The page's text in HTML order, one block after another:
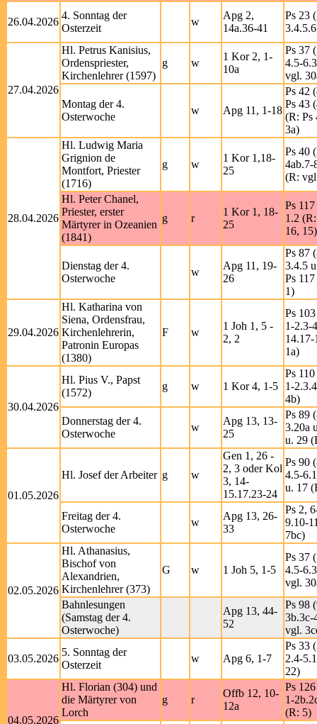
26.04.2026
4. Sonntag der
Osterzeit
w
Apg 2,
14a.36-41
Ps 23
27.04.2026
Hl. Petrus Kanisius,
Ordenspriester,
Kirchenlehrer (1597)
g w
1 Kor 2, 1-
10a
Ps 37
4.5-
vgl.
Montag der 4.
Osterwoche
w Apg 11, 1-18
Ps 42
Ps 43
(R: Ps
3a)
28.04.2026
Hl. Ludwig Maria
Grignion de
Montfort, Priester
(1716)
g w
1 Kor 1,18-
25
Ps 40
4ab.7-
(R:
Hl. Peter Chanel,
Priester, erster
Märtyrer in Ozeanien
(1841)
g r
1 Kor 1, 18-
25
Ps
1.2
16, 15)
Dienstag der 4.
Osterwoche
w
Apg 11, 19-
26
Ps 87
3.4.5
Ps
1)
29.04.2026
Hl. Katharina von
Siena, Ordensfrau,
Kirchenlehrerin,
Patronin Europas
(1380)
F w
1 Joh 1, 5 -
2, 2
Ps
1-2.3-
14.17-
1a)
30.04.2026
Hl. Pius V., Papst
(1572)
g w 1 Kor 4, 1-5
Ps
1-
4b)
Donnerstag der 4.
Osterwoche
w
Apg 13, 13-
25
Ps 89
3.20a
u. 29
01.05.2026
Hl. Josef der Arbeiter g w
Gen 1, 26 -
2, 3 oder Kol
3, 14-
15.17.23-24
Ps 90
4.5-
u. 17
Freitag der 4.
Osterwoche
w
Apg 13, 26-
33
Ps 2,
9.10-
7bc)
02.05.2026
Hl. Athanasius,
Bischof von
Alexandrien,
Kirchenlehrer (373)
G w 1 Joh 5, 1-5
Ps 37
4.5-
vgl.
Bahnlesungen
(Samstag der 4.
Osterwoche)
Apg 13, 44-
52
Ps 98
3b.3c-
vgl.
03.05.2026
5. Sonntag der
Osterzeit
w Apg 6, 1-7
Ps 33
2.4-
22)
04.05.2026
Hl. Florian (304) und
die Märtyrer von
Lorch
g r
Offb 12, 10-
12a
Ps
1-
(R: 5)